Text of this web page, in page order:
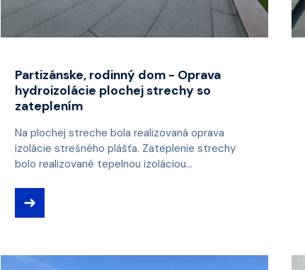
Partizánske, rodinný dom - Oprava
hydroizolácie plochej strechy so
zateplením
Na plochej streche bola realizovaná oprava
izolácie strešného plášťa. Zateplenie strechy
bolo realizované tepelnou izoláciou...
➜